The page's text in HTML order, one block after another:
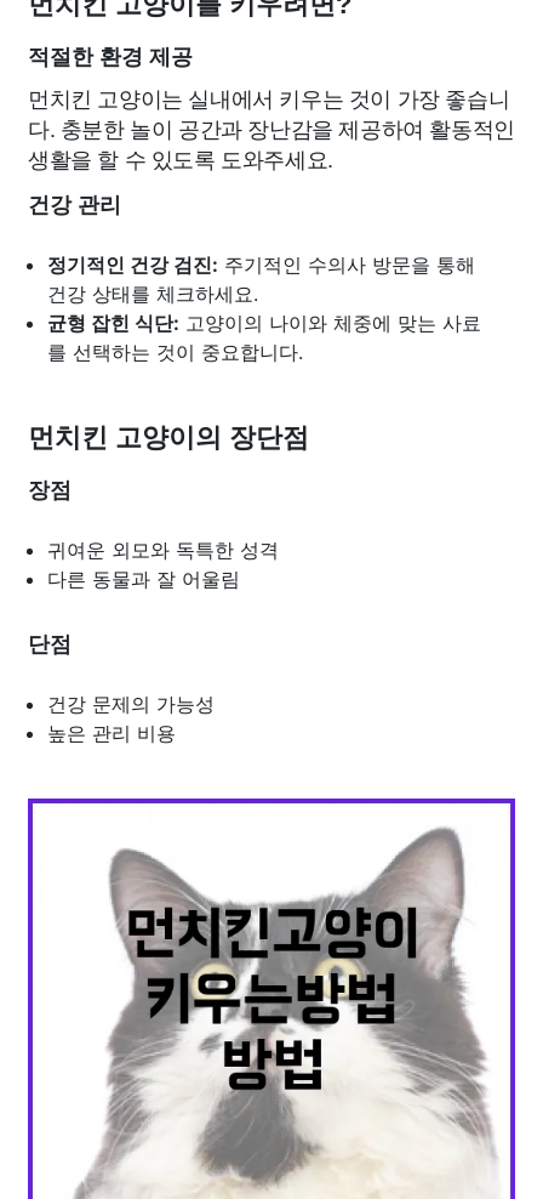
적절한 환경 제공
먼치킨 고양이는 실내에서 키우는 것이 가장 좋습니
다. 충분한 놀이 공간과 장난감을 제공하여 활동적인
생활을 할 수 있도록 도와주세요.
건강 관리
정기적인 건강 검진: 주기적인 수의사 방문을 통해
건강 상태를 체크하세요.
균형 잡힌 식단: 고양이의 나이와 체중에 맞는 사료
를 선택하는 것이 중요합니다.
먼치킨 고양이의 장단점
장점
귀여운 외모와 독특한 성격
다른 동물과 잘 어울림
단점
건강 문제의 가능성
높은 관리 비용